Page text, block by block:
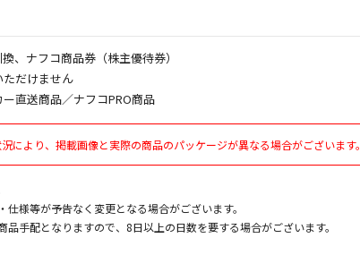
、ナフコ商品券（株主優待券）
だけません
直送商品／ナフコPRO商品
より、掲載画像と実際の商品のパッケージが異なる場合がございます。
様等が予告なく変更となる場合がございます。
手配となりますので、8日以上の日数を要する場合がございます。